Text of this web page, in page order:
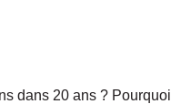
dans 20 ans ? Pourquoi